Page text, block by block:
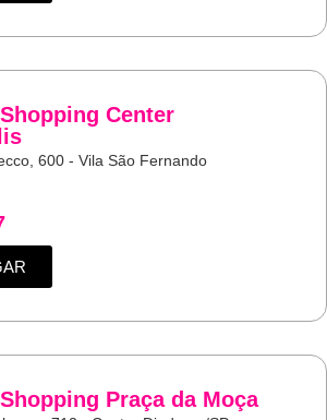
Center
600 - Vila São Fernando
Praça da Moça